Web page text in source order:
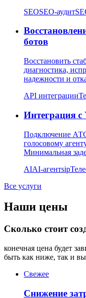
SEOSEO-аудит
ботов
Восстановить
диагностика,
надежности и
API интеграции
Интеграция с
Подключение
голосовому
Минимальная
AIAI-агентsip
Все услуги
Наши цены
Сколько стоит
конечная цена будет
быть как ниже, так и
Свежее
Снижение